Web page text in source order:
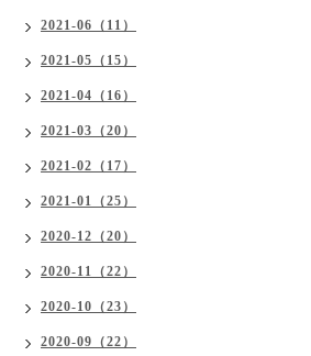
2021-06（11）
2021-05（15）
2021-04（16）
2021-03（20）
2021-02（17）
2021-01（25）
2020-12（20）
2020-11（22）
2020-10（23）
2020-09（22）